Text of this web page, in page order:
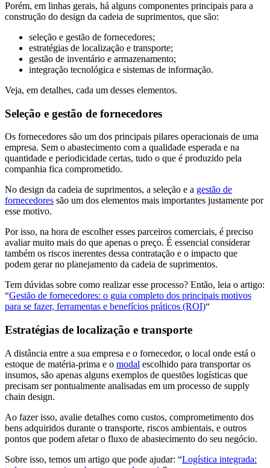
Porém, em linhas gerais, há alguns componentes principais para a
construção do design da cadeia de suprimentos, que são:
seleção e gestão de fornecedores;
estratégias de localização e transporte;
gestão de inventário e armazenamento;
integração tecnológica e sistemas de informação.
Veja, em detalhes, cada um desses elementos.
Seleção e gestão de fornecedores
Os fornecedores são um dos principais pilares operacionais de uma
empresa. Sem o abastecimento com a qualidade esperada e na
quantidade e periodicidade certas, tudo o que é produzido pela
companhia fica comprometido.
No design da cadeia de suprimentos, a seleção e a gestão de
fornecedores são um dos elementos mais importantes justamente por
esse motivo.
Por isso, na hora de escolher esses parceiros comerciais, é preciso
avaliar muito mais do que apenas o preço. É essencial considerar
também os riscos inerentes dessa contratação e o impacto que
podem gerar no planejamento da cadeia de suprimentos.
Tem dúvidas sobre como realizar esse processo? Então, leia o artigo:
“Gestão de fornecedores: o guia completo dos principais motivos
para se fazer, ferramentas e benefícios práticos (ROI)“
Estratégias de localização e transporte
A distância entre a sua empresa e o fornecedor, o local onde está o
estoque de matéria-prima e o modal escolhido para transportar os
insumos, são apenas alguns exemplos de questões logísticas que
precisam ser pontualmente analisadas em um processo de supply
chain design.
Ao fazer isso, avalie detalhes como custos, comprometimento dos
bens adquiridos durante o transporte, riscos ambientais, e outros
pontos que podem afetar o fluxo de abastecimento do seu negócio.
Sobre isso, temos um artigo que pode ajudar: “Logística integrada: